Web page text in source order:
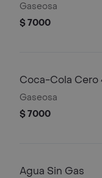
Gaseosa
$ 7000
Coca-Cola Cero
Gaseosa
$ 7000
Agua Sin Gas